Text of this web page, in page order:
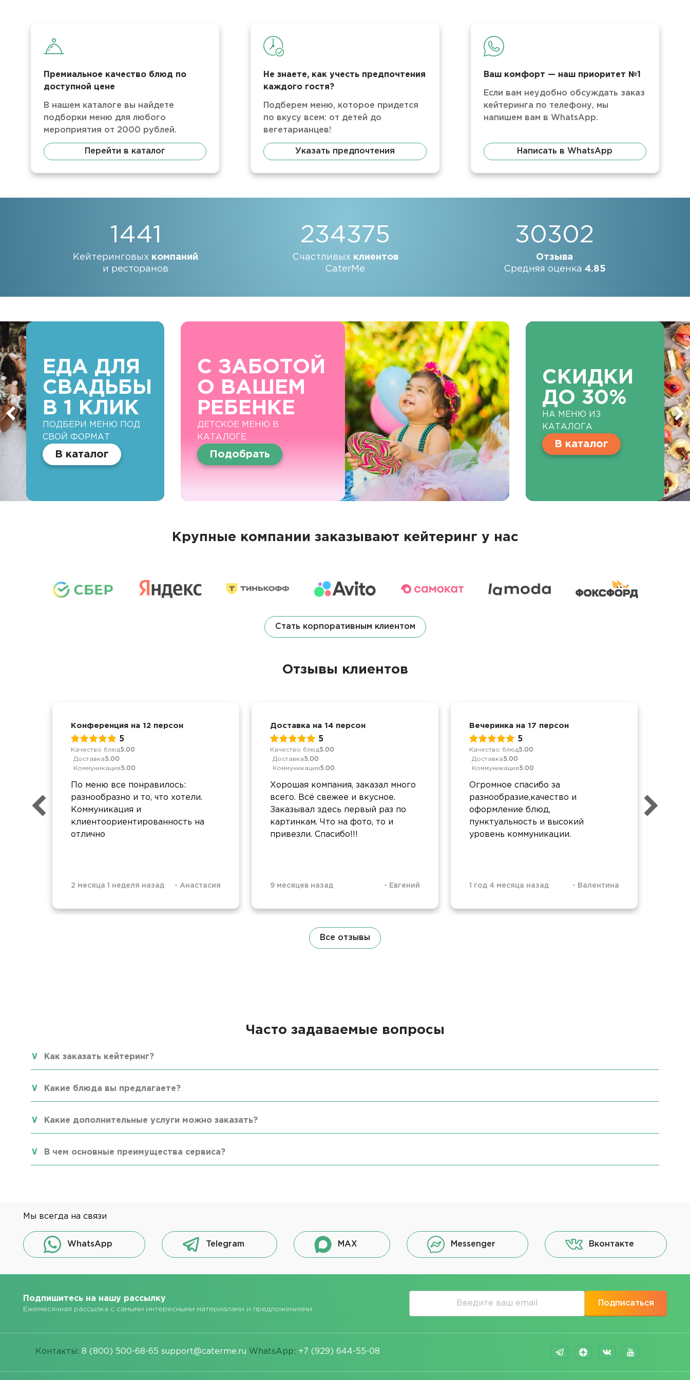
Премиальное качество блюд по
доступной цене
В нашем каталоге вы найдете
подборки меню для любого
мероприятия от 2000 рублей.
Перейти в каталог
Не знаете, как учесть предпочтения
каждого гостя?
Подберем меню, которое придется
по вкусу всем: от детей до
вегетарианцев!
Указать предпочтения
Ваш комфорт — наш приоритет №1
Если вам неудобно обсуждать заказ
кейтеринга по телефону, мы
напишем вам в WhatsApp.
Написать в WhatsApp
1441
Кейтеринговых компаний
и ресторанов
234375
Счастливых клиентов
CaterMe
30302
Отзыва
Средняя оценка 4.85
ЕДА ДЛЯ
СВАДЬБЫ
В 1 КЛИК
ПОДБЕРИ МЕНЮ ПОД
СВОЙ ФОРМАТ
В каталог
С ЗАБОТОЙ
О ВАШЕМ
РЕБЕНКЕ
ДЕТСКОЕ МЕНЮ В
КАТАЛОГЕ
Подобрать
СКИДКИ
ДО 30%
НА МЕНЮ ИЗ
КАТАЛОГА
В каталог
Крупные компании заказывают кейтеринг у нас
Стать корпоративным клиентом
Отзывы клиентов
Конференция на 12 персон
5
Качество блюд5.00
Доставка5.00
Коммуникация5.00
По меню все понравилось:
разнообразно и то, что хотели.
Коммуникация и
клиентоориентированность на
отлично
2 месяца 1 неделя назад - Анастасия
Доставка на 14 персон
5
Качество блюд5.00
Доставка5.00
Коммуникация5.00
Хорошая компания, заказал много
всего. Всë свежее и вкусное.
Заказывал здесь первый раз по
картинкам. Что на фото, то и
привезли. Спасибо!!!
9 месяцев назад - Евгений
Вечеринка на 17 персон
5
Качество блюд5.00
Доставка5.00
Коммуникация5.00
Огромное спасибо за
разнообразие,качество и
оформление блюд,
пунктуальность и высокий
уровень коммуникации.
1 год 4 месяца назад - Валентина
Все отзывы
Часто задаваемые вопросы
Как заказать кейтеринг?
Какие блюда вы предлагаете?
Какие дополнительные услуги можно заказать?
В чем основные преимущества сервиса?
Мы всегда на связи
WhatsApp Telegram MAX Messenger Вконтакте
Подпишитесь на нашу рассылку
Ежемесячная рассылка с самыми интересными материалами и предложениями
Подписаться
Контакты: 8 (800) 500-68-65 support@caterme.ru WhatsApp: +7 (929) 644-55-08